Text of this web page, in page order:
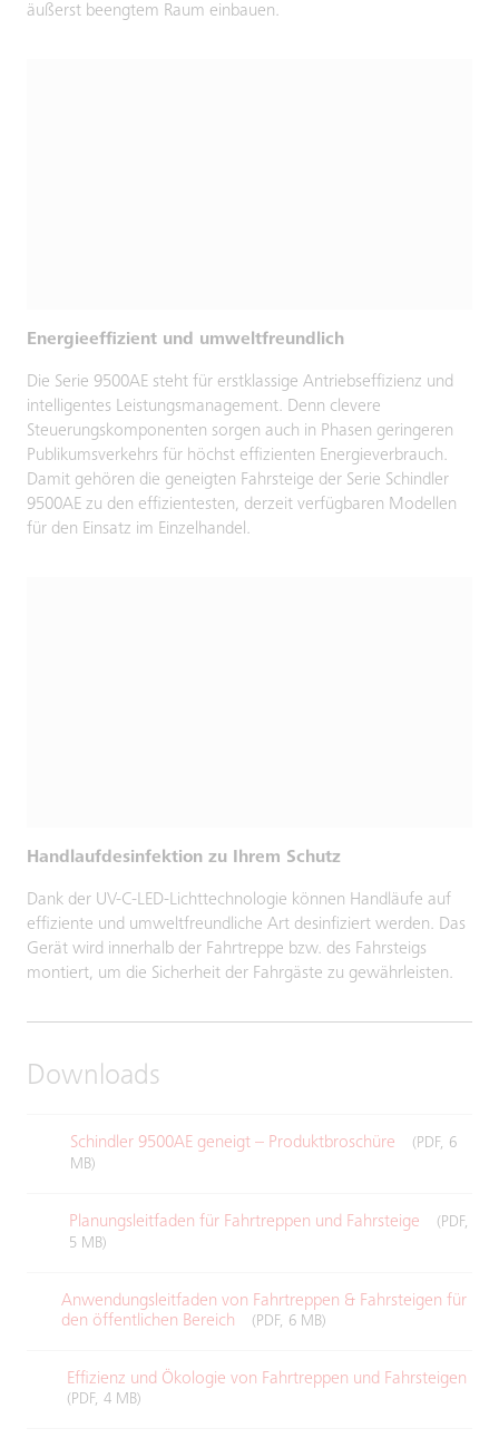
äußerst beengtem Raum einbauen.
Energieeffizient und umweltfreundlich
Die Serie 9500AE steht für erstklassige Antriebseffizienz und
intelligentes Leistungsmanagement. Denn clevere
Steuerungskomponenten sorgen auch in Phasen geringeren
Publikumsverkehrs für höchst effizienten Energieverbrauch.
Damit gehören die geneigten Fahrsteige der Serie Schindler
9500AE zu den effizientesten, derzeit verfügbaren Modellen
für den Einsatz im Einzelhandel.
Handlaufdesinfektion zu Ihrem Schutz
Dank der UV-C-LED-Lichttechnologie können Handläufe auf
effiziente und umweltfreundliche Art desinfiziert werden. Das
Gerät wird innerhalb der Fahrtreppe bzw. des Fahrsteigs
montiert, um die Sicherheit der Fahrgäste zu gewährleisten.
Downloads
Schindler 9500AE geneigt – Produktbroschüre
(PDF, 6
MB)
Planungsleitfaden für Fahrtreppen und Fahrsteige
(PDF,
5 MB)
Anwendungsleitfaden von Fahrtreppen & Fahrsteigen für
den öffentlichen Bereich
(PDF, 6 MB)
Effizienz und Ökologie von Fahrtreppen und Fahrsteigen
(PDF, 4 MB)